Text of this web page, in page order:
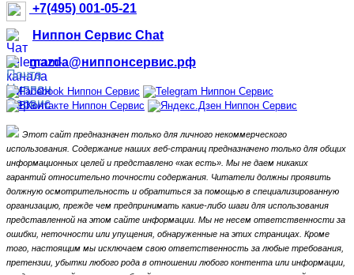
+7(495) 001-05-21
Ниппон Сервис Chat
mazda@ниппонсервис.рф
Этот сайт предназначен только для личного некоммерческого
использования. Содержание наших веб-страниц предназначено только для общих
информационных целей и представлено «как есть». Мы не даем никаких
гарантий относительно точности содержания. Читатели должны проявить
должную осмотрительность и обратиться за помощью в специализированную
организацию, прежде чем предпринимать какие-либо шаги для использования
представленной на этом сайте информации. Мы не несем ответственности за
ошибки, неточности или упущения, обнаруженные на этих страницах. Кроме
того, настоящим мы исключаем свою ответственность за любые требования,
претензии, убытки любого рода в отношении любого контента или информации,